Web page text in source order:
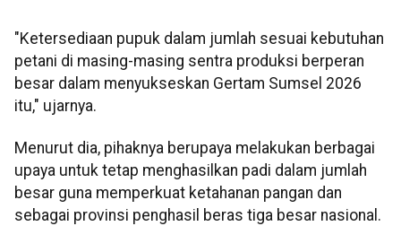
"Ketersediaan pupuk dalam jumlah sesuai kebutuhan
petani di masing-masing sentra produksi berperan
besar dalam menyukseskan Gertam Sumsel 2026
itu," ujarnya.
Menurut dia, pihaknya berupaya melakukan berbagai
upaya untuk tetap menghasilkan padi dalam jumlah
besar guna memperkuat ketahanan pangan dan
sebagai provinsi penghasil beras tiga besar nasional.